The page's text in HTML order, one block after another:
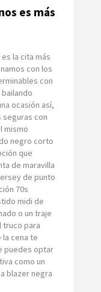
es más
la cita más
con los
con
ocasión así,
con
mismo
negro corto
que
de maravilla
de punto
70s
midi de
o un traje
truco para
cena te
puedes optar
como un
blazer negra